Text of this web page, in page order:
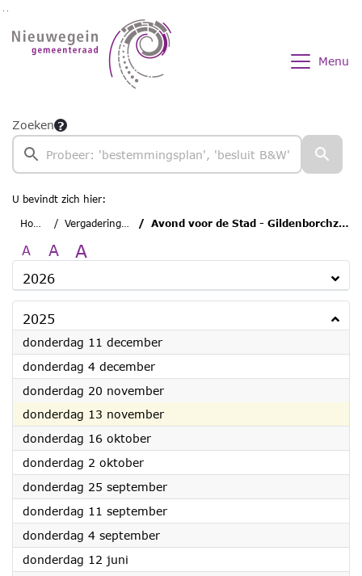
Ga naar de inhoud van deze pagina
Menu
Zoeken
U bevindt zich hier:
Home
Vergaderingen Avond voor de Stad - Gildenborchzaal
A A A
2026
2025
donderdag 11 december2025
donderdag 4 december2025
donderdag 20 november2025
donderdag 13 november2025
donderdag 16 oktober2025
donderdag 2 oktober2025
donderdag 25 september2025
donderdag 11 september2025
donderdag 4 september2025
donderdag 12 juni